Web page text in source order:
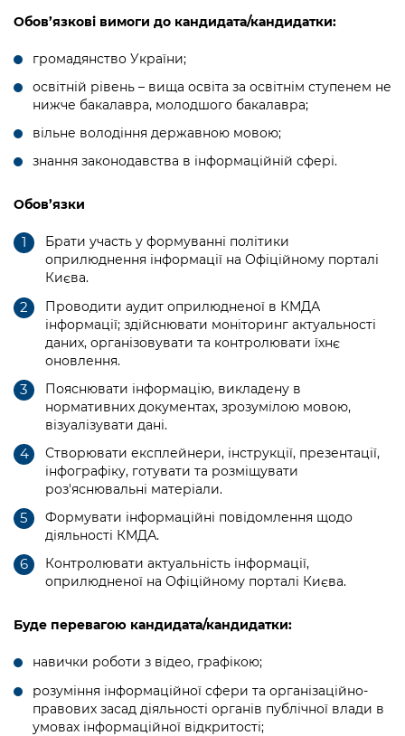
Річні звіти
Безбар'єрність
Київська міська військова адміністрація
Портал Захисників та Захисниць
Безбар'єрність
Портал послуг
Міський застосунок Київ Цифровий
Уряд» – місцевий рівень»
Важливе під час воєнного стану
Про відкриті дані
Портал даних Києва
Публічні дашборди
Обов’язкові вимоги до кандидата/кандидатки:
громадянство України;
освітній рівень – вища освіта за освітнім ступенем не
нижче бакалавра, молодшого бакалавра;
вільне володіння державною мовою;
знання законодавства в інформаційній сфері.
Обов’язки
Брати участь у формуванні політики
оприлюднення інформації на Офіційному порталі
Києва.
Проводити аудит оприлюдненої в КМДА
інформації; здійснювати моніторинг актуальності
даних, організовувати та контролювати їхнє
оновлення.
Пояснювати інформацію, викладену в
нормативних документах, зрозумілою мовою,
візуалізувати дані.
Створювати експлейнери, інструкції, презентації,
інфографіку, готувати та розміщувати
роз'яснювальні матеріали.
Формувати інформаційні повідомлення щодо
діяльності КМДА.
Контролювати актуальність інформації,
оприлюдненої на Офіційному порталі Києва.
Буде перевагою кандидата/кандидатки:
навички роботи з відео, графікою;
розуміння інформаційної сфери та організаційно-
правових засад діяльності органів публічної влади в
умовах інформаційної відкритості;